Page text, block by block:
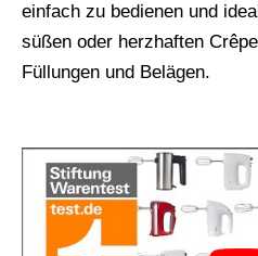
einfach zu bedienen und
süßen oder herzhaften
Füllungen und Belägen.